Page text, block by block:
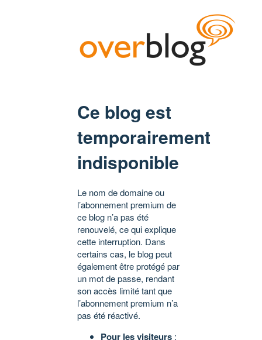
Ce blog est
temporairement
indisponible
Le nom de domaine ou
l’abonnement premium de
ce blog n’a pas été
renouvelé, ce qui explique
cette interruption. Dans
certains cas, le blog peut
également être protégé par
un mot de passe, rendant
son accès limité tant que
l’abonnement premium n’a
pas été réactivé.
Pour les visiteurs :